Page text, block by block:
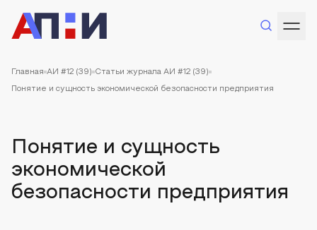
Главная АИ #12 (39) Статьи журнала АИ #12 (39)
Понятие и сущность экономической безопасности предприятия
Понятие и сущность
экономической
безопасности предприятия